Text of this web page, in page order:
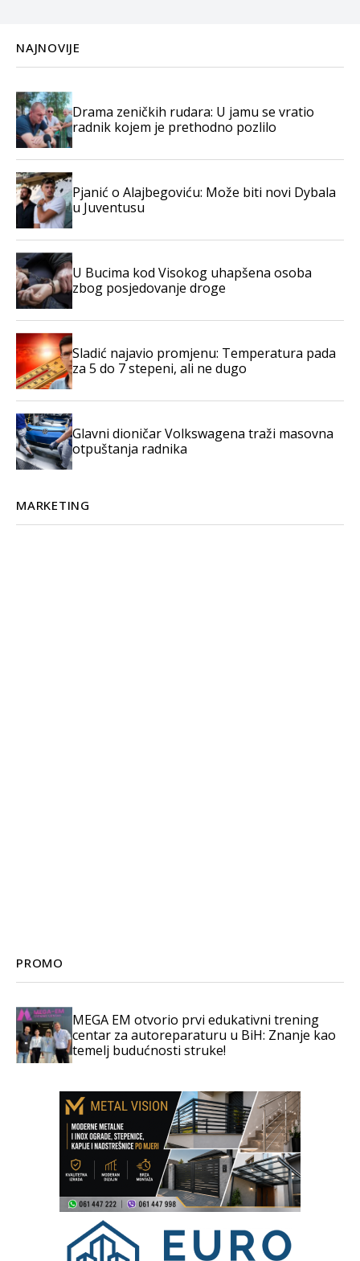
NAJNOVIJE
Drama zeničkih rudara: U jamu se vratio
radnik kojem je prethodno pozlilo
Pjanić o Alajbegoviću: Može biti novi Dybala
u Juventusu
U Bucima kod Visokog uhapšena osoba
zbog posjedovanje droge
Sladić najavio promjenu: Temperatura pada
za 5 do 7 stepeni, ali ne dugo
Glavni dioničar Volkswagena traži masovna
otpuštanja radnika
MARKETING
PROMO
MEGA EM otvorio prvi edukativni trening
centar za autoreparaturu u BiH: Znanje kao
temelj budućnosti struke!